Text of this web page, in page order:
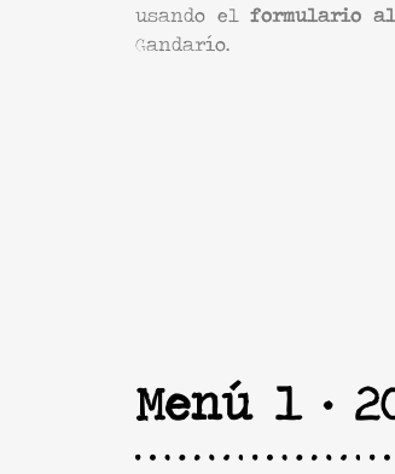
usando elformulario
Gandarío.
Menú 1 ·